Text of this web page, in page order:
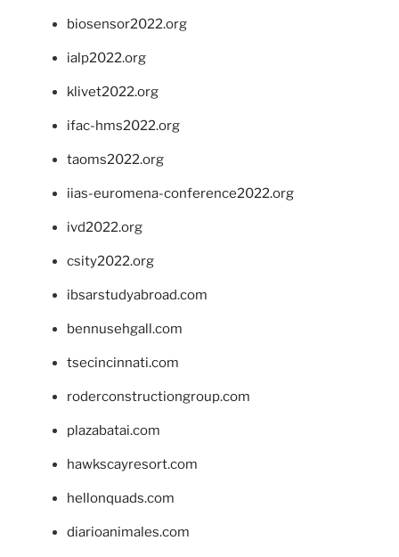
biosensor2022.org
ialp2022.org
klivet2022.org
ifac-hms2022.org
taoms2022.org
iias-euromena-conference2022.org
ivd2022.org
csity2022.org
ibsarstudyabroad.com
bennusehgall.com
tsecincinnati.com
roderconstructiongroup.com
plazabatai.com
hawkscayresort.com
hellonquads.com
diarioanimales.com